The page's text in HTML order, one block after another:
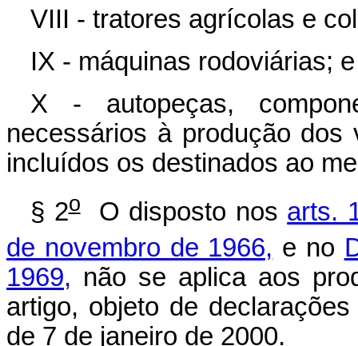
VIII - tratores agrícolas e
IX - máquinas rodoviárias; e
X - autopeças,
necessários à produção
incluídos os destinados ao
§ 2oO disposto nos arts.
de novembro de 1966, e no
1969, não se aplica aos
artigo, objeto de
de 7 de janeiro de 2000.